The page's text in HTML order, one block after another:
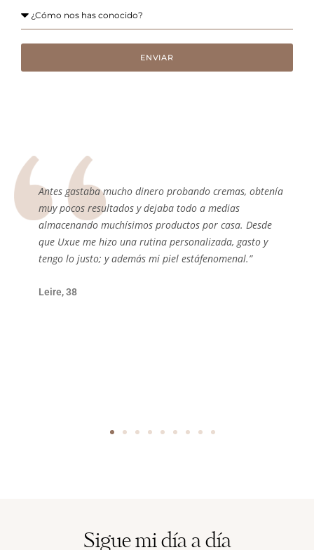
ENVIAR
Antes gastaba mucho dinero probando cremas, obtenía
muy pocos resultados y dejaba todo a medias
almacenando muchísimos productos por casa. Desde
que Uxue me hizo una rutina personalizada, gasto y
tengo lo justo; y además mi piel estáfenomenal.”
Leire, 38
Sigue mi día a día